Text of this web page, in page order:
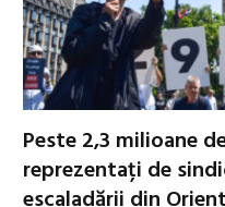
Peste 2,3 milioane
reprezentați de